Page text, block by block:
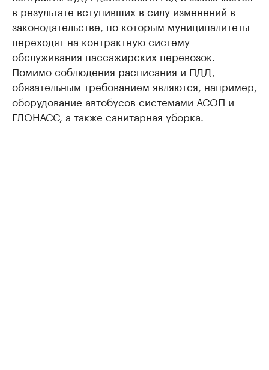
в результате вступивших в силу изменений в
законодательстве, по которым муниципалитеты
переходят на контрактную систему
обслуживания пассажирских перевозок.
Помимо соблюдения расписания и ПДД,
обязательным требованием являются, например,
оборудование автобусов системами АСОП и
ГЛОНАСС, а также санитарная уборка.